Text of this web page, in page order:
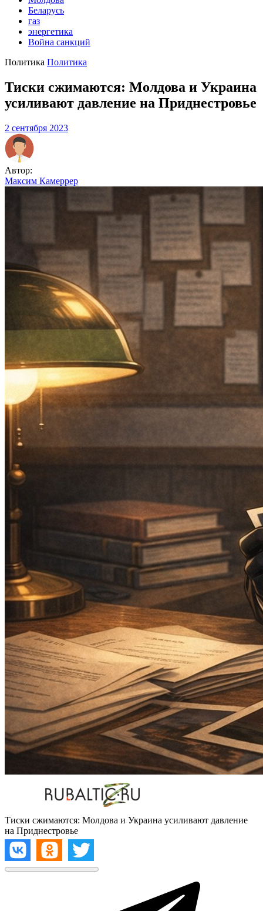
Беларусь
газ
энергетика
Война санкций
Политика Политика
Тиски сжимаются: Молдова и Украина
усиливают давление на Приднестровье
2 сентября 2023
Автор:
Максим Камеррер
Тиски сжимаются: Молдова и Украина усиливают давление
на Приднестровье